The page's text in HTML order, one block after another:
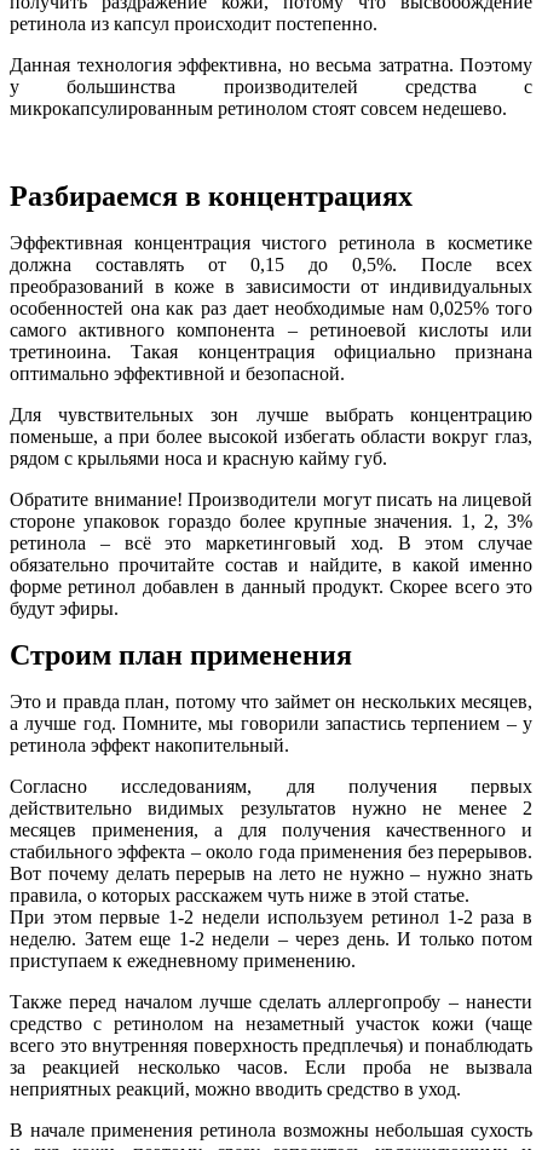
ретинола из капсул происходит постепенно.
Данная технология эффективна, но весьма затратна. Поэтому
у большинства производителей средства с
микрокапсулированным ретинолом стоят совсем недешево.
Разбираемся в концентрациях
Эффективная концентрация чистого ретинола в косметике
должна составлять от 0,15 до 0,5%. После всех
преобразований в коже в зависимости от индивидуальных
особенностей она как раз дает необходимые нам 0,025% того
самого активного компонента –ретиноевой кислоты или
третиноина. Такая концентрация официально признана
оптимально эффективной и безопасной.
Для чувствительных зон лучше выбрать концентрацию
поменьше, а при более высокой избегать области вокруг глаз,
рядом с крыльями носа и красную кайму губ.
Обратите внимание! Производители могут писать на лицевой
стороне упаковок гораздо более крупные значения. 1, 2, 3%
ретинола – всё это маркетинговый ход. В этом случае
обязательно прочитайте состав и найдите, в какой именно
форме ретинол добавлен в данный продукт. Скорее всего это
будут эфиры.
Строим план применения
Это и правда план, потому что займет он нескольких месяцев,
а лучше год. Помните, мы говорили запастись терпением –у
ретинола эффект накопительный.
Согласно исследованиям, для получения первых
действительно видимых результатов нужно не менее 2
месяцев применения, а для получения качественного и
стабильного эффекта –около года применения без перерывов.
Вот почему делать перерыв на лето не нужно – нужно знать
правила, о которых расскажем чуть ниже в этой статье.
При этом первые 1-2 недели используем ретинол 1-2 раза в
неделю. Затем еще 1-2 недели –через день. И только потом
приступаем к ежедневному применению.
Также перед началом лучше сделать аллергопробу – нанести
средство с ретинолом на незаметный участок кожи (чаще
всего это внутренняя поверхность предплечья) и понаблюдать
за реакцией несколько часов. Если проба не вызвала
неприятных реакций, можно вводить средство в уход.
В начале применения ретинола возможны небольшая сухость